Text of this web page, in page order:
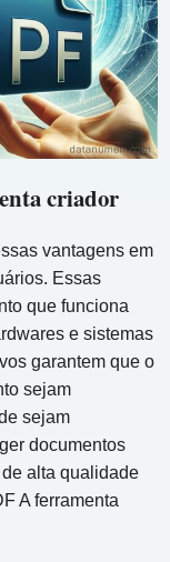
criador
vantagens em
Essas
que funciona
e sistemas
garantem que o
sejam
sejam
documentos
alta qualidade
A ferramenta